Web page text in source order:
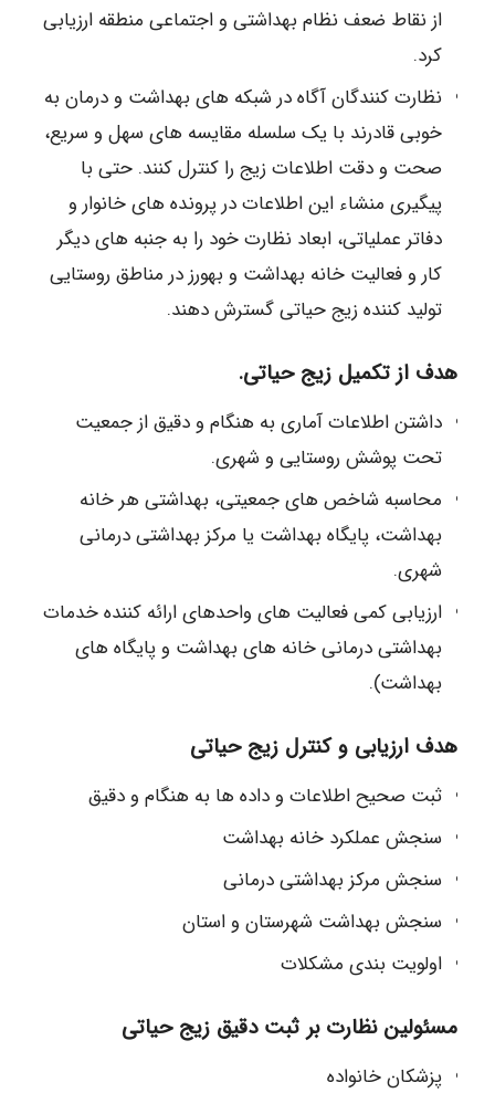
از نقاط ضعف نظام بهداشتی و اجتماعی منطقه ارزیابی
کرد.
نظارت کنندگان آگاه در شبکه های بهداشت و درمان به
خوبی قادرند با یک سلسله مقایسه های سهل و سریع،
صحت و دقت اطلاعات زیج را کنترل کنند. حتی با
پیگیری منشاء این اطلاعات در پرونده های خانوار و
دفاتر عملیاتی، ابعاد نظارت خود را به جنبه های دیگر
کار و فعالیت خانه بهداشت و بهورز در مناطق روستایی
تولید کننده زیج حیاتی گسترش دهند.
هدف از تکمیل زیج حیاتی.
داشتن اطلاعات آماری به هنگام و دقیق از جمعیت
تحت پوشش روستایی و شهری.
محاسبه شاخص های جمعیتی، بهداشتی هر خانه
بهداشت، پایگاه بهداشت یا مرکز بهداشتی درمانی
شهری.
ارزیابی کمی فعالیت های واحدهای ارائه کننده خدمات
بهداشتی درمانی خانه های بهداشت و پایگاه های
بهداشت).
هدف ارزیابی و کنترل زیج حیاتی
ثبت صحیح اطلاعات و داده ها به هنگام و دقیق
سنجش عملکرد خانه بهداشت
سنجش مرکز بهداشتی درمانی
سنجش بهداشت شهرستان و استان
اولویت بندی مشکلات
مسئولین نظارت بر ثبت دقیق زیج حیاتی
پزشکان خانواده